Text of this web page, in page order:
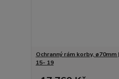
Ochranný rám korby, ø70mm
15- 19